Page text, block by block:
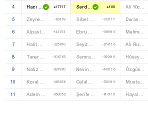
4 +17717 +100
5 Zeynep Gül Yılmaz -63478 -103117
6 -144574 -188616 Mehmet Ali Gökmen
7 -225670 -274116
8 -306765 Semra Kabasakal -359616 Hüseyin Ateş
9 -387860 -445116 Özgün Özcan
10 -468956 -530616 Mustafa Kunt
11 -550052 -616115